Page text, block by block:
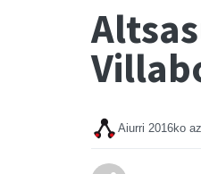
Aiurri 2016ko